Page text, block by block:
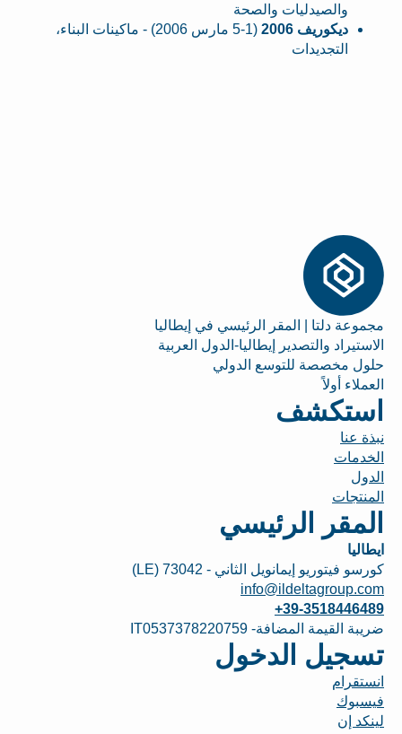
والصيدليات والصحة
ديكوريف 2006
(1-5 مارس 2006) - ماكينات البناء،
التجديدات
مجموعة دلتا | المقر الرئيسي في إيطاليا
الاستيراد والتصدير إيطاليا-الدول العربية
حلول مخصصة للتوسع الدولي
العملاء أولاً
استكشف
نبذة عنا
الخدمات
الدول
المنتجات
المقر الرئيسي
ايطاليا
كورسو فيتوريو إيمانويل الثاني - 73042 (LE)
info@ildeltagroup.com
+39-3518446489
ضريبة القيمة المضافة- IT0537378220759
تسجيل الدخول
انستقرام
فيسبوك
لينكد إن